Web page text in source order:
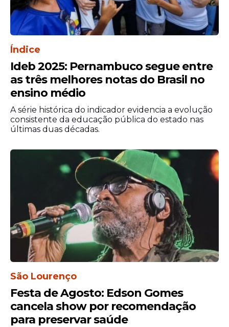
uma mensagem de empoderamento,
reforçando a importância de inspirar
meninas a acreditarem em seu potencial e
em sua capacidade de construir o próprio
caminho.
Índice
Ideb 2025: Pernambuco segue entre
as três melhores notas do Brasil no
ensino médio
A série histórica do indicador evidencia a evolução
consistente da educação pública do estado nas
últimas duas décadas.
São Lourenço
Festa de Agosto: Edson Gomes
cancela show por recomendação
para preservar saúde